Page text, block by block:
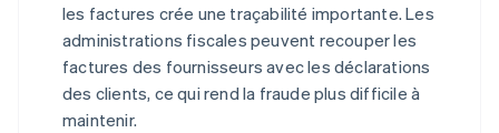
les factures crée une traçabilité importante. Les
administrations fiscales peuvent recouper les
factures des fournisseurs avec les déclarations
des clients, ce qui rend la fraude plus difficile à
maintenir.